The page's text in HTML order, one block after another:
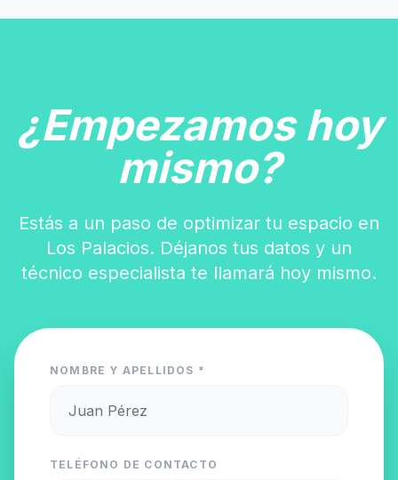
¿Empezamos hoy
mismo?
Estás a un paso de optimizar tu espacio en
Los Palacios. Déjanos tus datos y un
técnico especialista te llamará hoy mismo.
NOMBRE Y APELLIDOS *
TELÉFONO DE CONTACTO